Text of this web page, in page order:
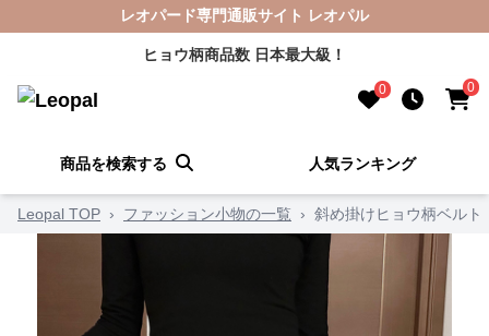
レオパード専門通販サイト レオパル
ヒョウ柄商品数 日本最大級！
0 0
商品を検索する 人気ランキング
Leopal TOP › ファッション小物の一覧 › 斜め掛けヒョウ柄ベルト